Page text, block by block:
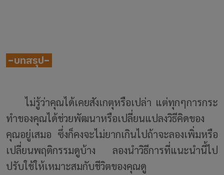
-บทสรุป-
ไม่รู้ว่าคุณได้เคยสังเกตุหรือเปล่า แต่ทุกๆการกระ
ทำของคุณได้ช่วยพัฒนาหรือเปลี่ยนแปลงวิธีคิดของ
คุณอยู่เสมอ ซึ่งก็คงจะไม่ยากเกินไปถ้าจะลองเพิ่มหรือ
เปลี่ยนพฤติกรรมดูบ้าง ลองนำวิธีการที่แนะนำนี้ไป
ปรับใช้ให้เหมาะสมกับชีวิตของคุณดู